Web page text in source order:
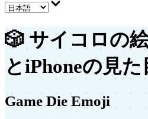
🎲 サイコロの
とiPhoneの見
Game Die Emoji